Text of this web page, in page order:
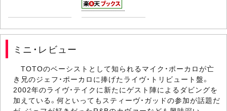
ミニ・レビュー
TOTOのベーシストとして知られるマイク・ポーカロが亡
き兄のジェフ・ポーカロに捧げたライヴ・トリビュート盤。
2002年のライヴ・テイクに新たにゲスト陣によるダビングを
加えている。何といってもスティーヴ・ガッドの参加が話題だ